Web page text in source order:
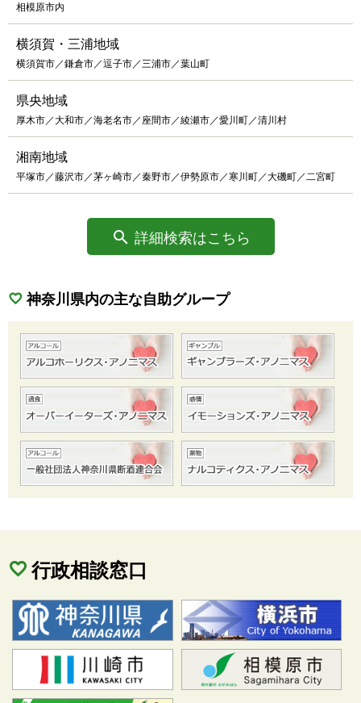
相模原市内
横須賀・三浦地域
横須賀市／鎌倉市／逗子市／三浦市／葉山町
県央地域
厚木市／大和市／海老名市／座間市／綾瀬市／愛川町／清川村
湘南地域
平塚市／藤沢市／茅ヶ崎市／秦野市／伊勢原市／寒川町／大磯町／二宮町
詳細検索はこちら
神奈川県内の主な自助グループ
行政相談窓口